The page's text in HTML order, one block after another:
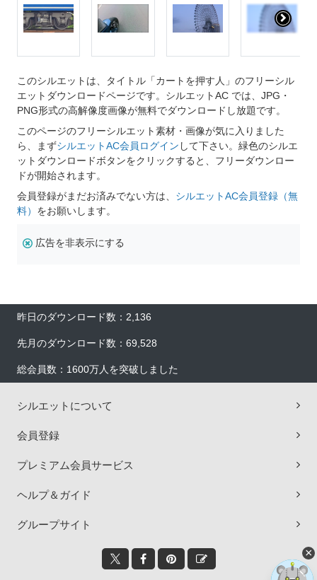
このシルエットは、タイトル「カートを押す人」のフリーシル
エットダウンロードページです。シルエットAC では、JPG・
PNG形式の高解像度画像が無料でダウンロードし放題です。
このページのフリーシルエット素材・画像が気に入りました
ら、まずシルエットAC会員ログイン して下さい。緑色のシルエ
ットダウンロードボタンをクリックすると、フリーダウンロー
ドが開始されます。
会員登録がまだお済みでない方は、 シルエットAC会員登録（無
料） をお願いします。
広告を非表示にする
昨日のダウンロード数：2,136
先月のダウンロード数：69,528
総会員数：1600万人を突破しました
シルエットについて
会員登録
プレミアム会員サービス
ヘルプ＆ガイド
グループサイト
×